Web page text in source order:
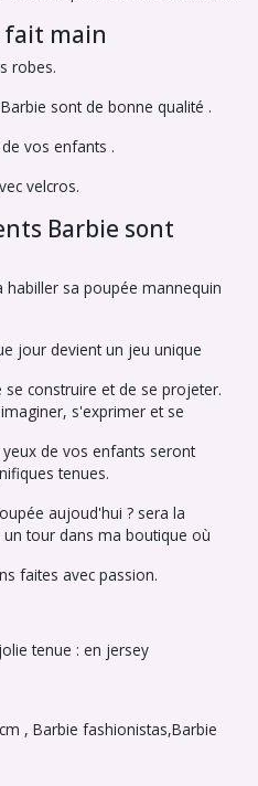
fait main
robes.
sont de bonne qualité .
vos enfants .
velcros.
Barbie sont
sa poupée mannequin
jour devient un jeu unique
construire et de se projeter.
s'exprimer et se
de vos enfants seront
tenues.
aujoud'hui ? sera la
tour dans ma boutique où
faites avec passion.
tenue : en jersey
, Barbie fashionistas,Barbie